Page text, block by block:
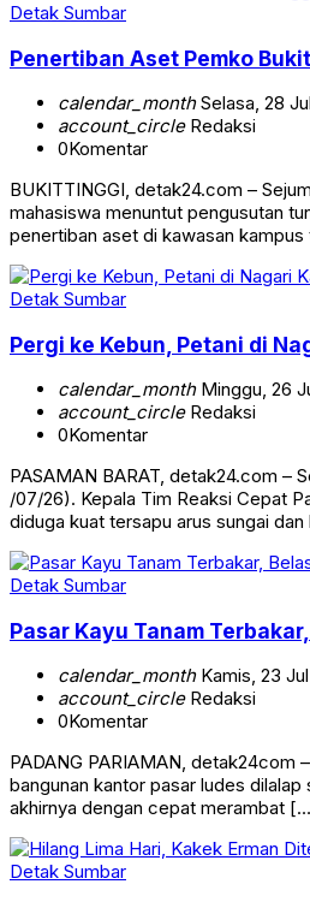
Detak Sumbar
Penertiban Aset Pemko
calendar_monthSelasa, 28
account_circleRedaksi
0Komentar
BUKITTINGGI, detak24.com –
mahasiswa menuntut pengusutan
penertiban aset di kawasan
Detak Sumbar
Pergi ke Kebun, Petani di
calendar_monthMinggu, 26
account_circleRedaksi
0Komentar
PASAMAN BARAT, detak24.com –
/07/26). Kepala Tim Reaksi Cepat
diduga kuat tersapu arus sungai
Detak Sumbar
Pasar Kayu Tanam
calendar_monthKamis, 23
account_circleRedaksi
0Komentar
PADANG PARIAMAN, detak24com
bangunan kantor pasar ludes
akhirnya dengan cepat merambat
Detak Sumbar